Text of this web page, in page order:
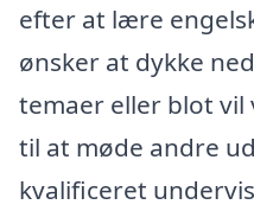
efter at lære
ønsker at dykke
temaer eller blot
til at møde andre
kvalificeret